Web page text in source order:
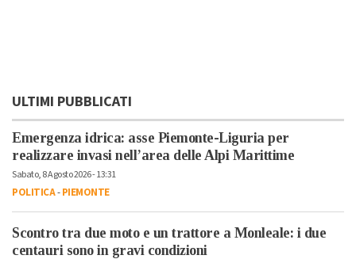
ULTIMI PUBBLICATI
Emergenza idrica: asse Piemonte-Liguria per
realizzare invasi nell’area delle Alpi Marittime
Sabato, 8 Agosto 2026 - 13:31
POLITICA-PIEMONTE
Scontro tra due moto e un trattore a Monleale: i due
centauri sono in gravi condizioni